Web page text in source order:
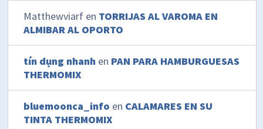
Matthewviarf en TORRIJAS AL VAROMA EN
ALMIBAR AL OPORTO
tín dụng nhanh en PAN PARA HAMBURGUESAS
THERMOMIX
bluemoonca_info en CALAMARES EN SU
TINTA THERMOMIX